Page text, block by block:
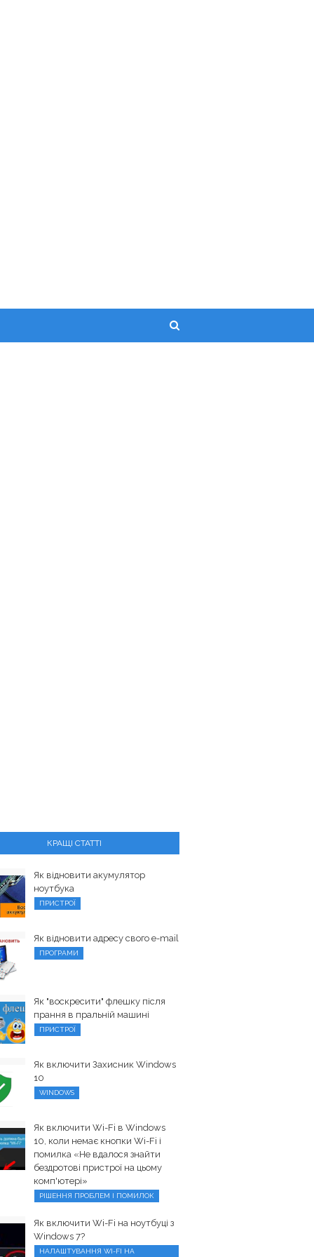
КРАЩІ СТАТТІ
Як відновити акумулятор
ноутбука
ПРИСТРОЇ
Як відновити адресу свого e-mail
ПРОГРАМИ
Як "воскресити" флешку після
прання в пральній машині
ПРИСТРОЇ
Як включити Захисник Windows
10
WINDOWS
Як включити Wi-Fi в Windows
10, коли немає кнопки Wi-Fi і
помилка «Не вдалося знайти
бездротові пристрої на цьому
комп'ютері»
РІШЕННЯ ПРОБЛЕМ І ПОМИЛОК
Як включити Wi-Fi на ноутбуці з
Windows 7?
НАЛАШТУВАННЯ WI-FI НА